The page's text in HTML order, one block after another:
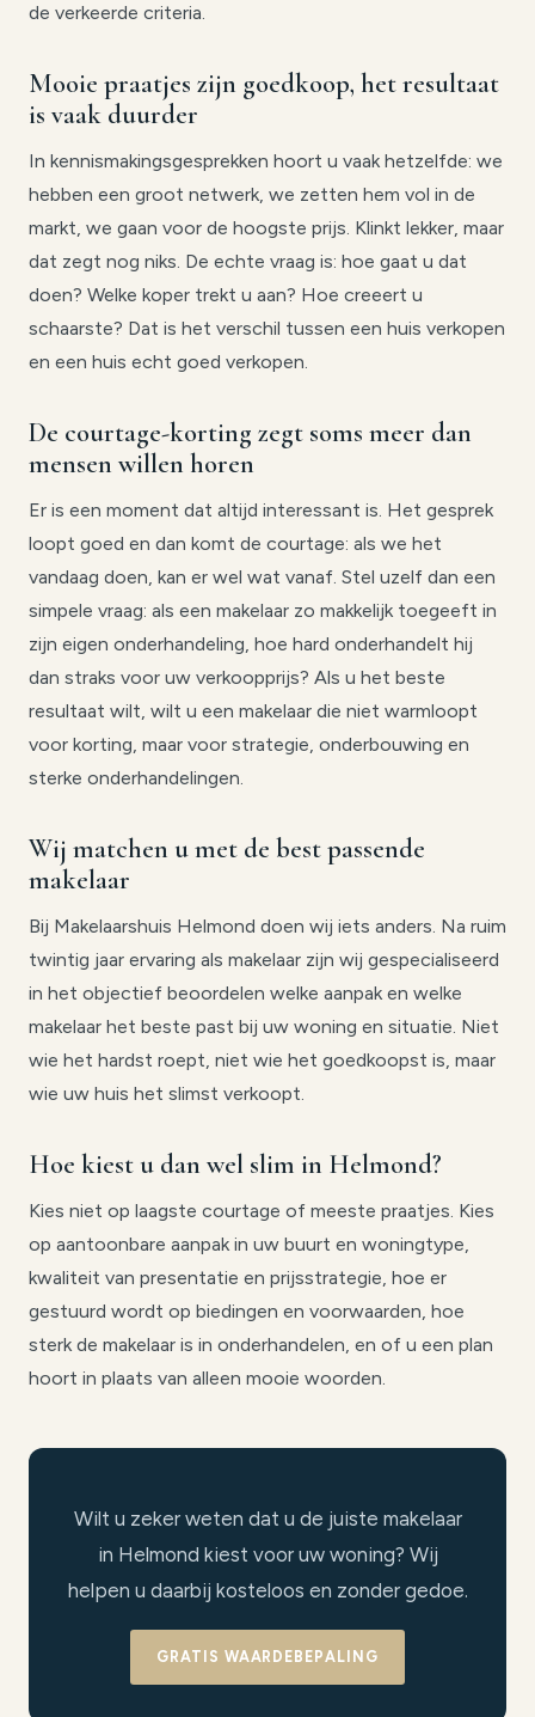
de verkeerde criteria.
Mooie praatjes zijn goedkoop, het resultaat
is vaak duurder
In kennismakingsgesprekken hoort u vaak hetzelfde: we
hebben een groot netwerk, we zetten hem vol in de
markt, we gaan voor de hoogste prijs. Klinkt lekker, maar
dat zegt nog niks. De echte vraag is: hoe gaat u dat
doen? Welke koper trekt u aan? Hoe creeert u
schaarste? Dat is het verschil tussen een huis verkopen
en een huis echt goed verkopen.
De courtage-korting zegt soms meer dan
mensen willen horen
Er is een moment dat altijd interessant is. Het gesprek
loopt goed en dan komt de courtage: als we het
vandaag doen, kan er wel wat vanaf. Stel uzelf dan een
simpele vraag: als een makelaar zo makkelijk toegeeft in
zijn eigen onderhandeling, hoe hard onderhandelt hij
dan straks voor uw verkoopprijs? Als u het beste
resultaat wilt, wilt u een makelaar die niet warmloopt
voor korting, maar voor strategie, onderbouwing en
sterke onderhandelingen.
Wij matchen u met de best passende
makelaar
Bij Makelaarshuis Helmond doen wij iets anders. Na ruim
twintig jaar ervaring als makelaar zijn wij gespecialiseerd
in het objectief beoordelen welke aanpak en welke
makelaar het beste past bij uw woning en situatie. Niet
wie het hardst roept, niet wie het goedkoopst is, maar
wie uw huis het slimst verkoopt.
Hoe kiest u dan wel slim in Helmond?
Kies niet op laagste courtage of meeste praatjes. Kies
op aantoonbare aanpak in uw buurt en woningtype,
kwaliteit van presentatie en prijsstrategie, hoe er
gestuurd wordt op biedingen en voorwaarden, hoe
sterk de makelaar is in onderhandelen, en of u een plan
hoort in plaats van alleen mooie woorden.
Wilt u zeker weten dat u de juiste makelaar
in Helmond kiest voor uw woning? Wij
helpen u daarbij kosteloos en zonder gedoe.
GRATIS WAARDEBEPALING